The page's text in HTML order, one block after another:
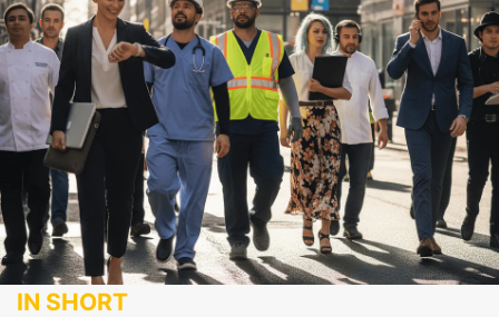
IN SHORT